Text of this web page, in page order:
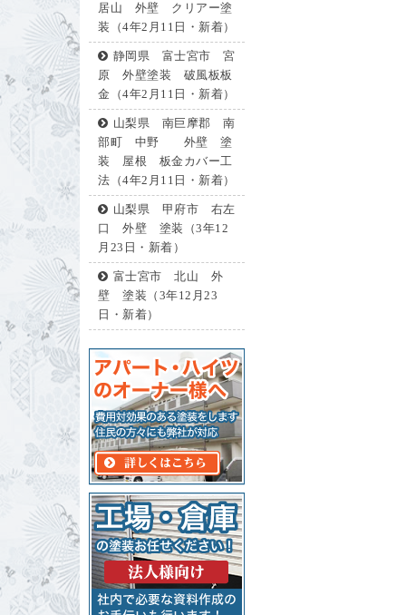
居山 外壁 クリアー塗
装（4年2月11日・新着）
静岡県 富士宮市 宮
原 外壁塗装 破風板板
金（4年2月11日・新着）
山梨県 南巨摩郡 南
部町 中野 外壁 塗
装 屋根 板金カバー工
法（4年2月11日・新着）
山梨県 甲府市 右左
口 外壁 塗装（3年12
月23日・新着）
富士宮市 北山 外
壁 塗装（3年12月23
日・新着）